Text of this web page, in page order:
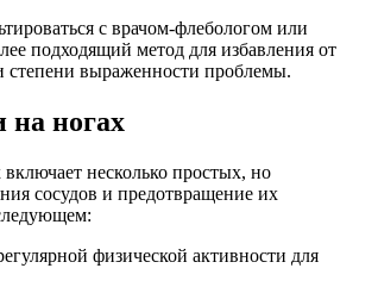
с врачом-флебологом или
подходящий метод для избавления от
степени выраженности проблемы.
на ногах
несколько простых, но
сосудов и предотвращение их
физической активности для